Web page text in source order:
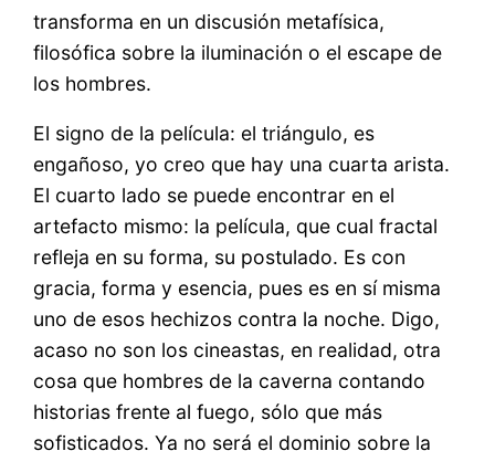
transforma en un discusión metafísica,
filosófica sobre la iluminación o el escape de
los hombres.
El signo de la película: el triángulo, es
engañoso, yo creo que hay una cuarta arista.
El cuarto lado se puede encontrar en el
artefacto mismo: la película, que cual fractal
refleja en su forma, su postulado. Es con
gracia, forma y esencia, pues es en sí misma
uno de esos hechizos contra la noche. Digo,
acaso no son los cineastas, en realidad, otra
cosa que hombres de la caverna contando
historias frente al fuego, sólo que más
sofisticados. Ya no será el dominio sobre la